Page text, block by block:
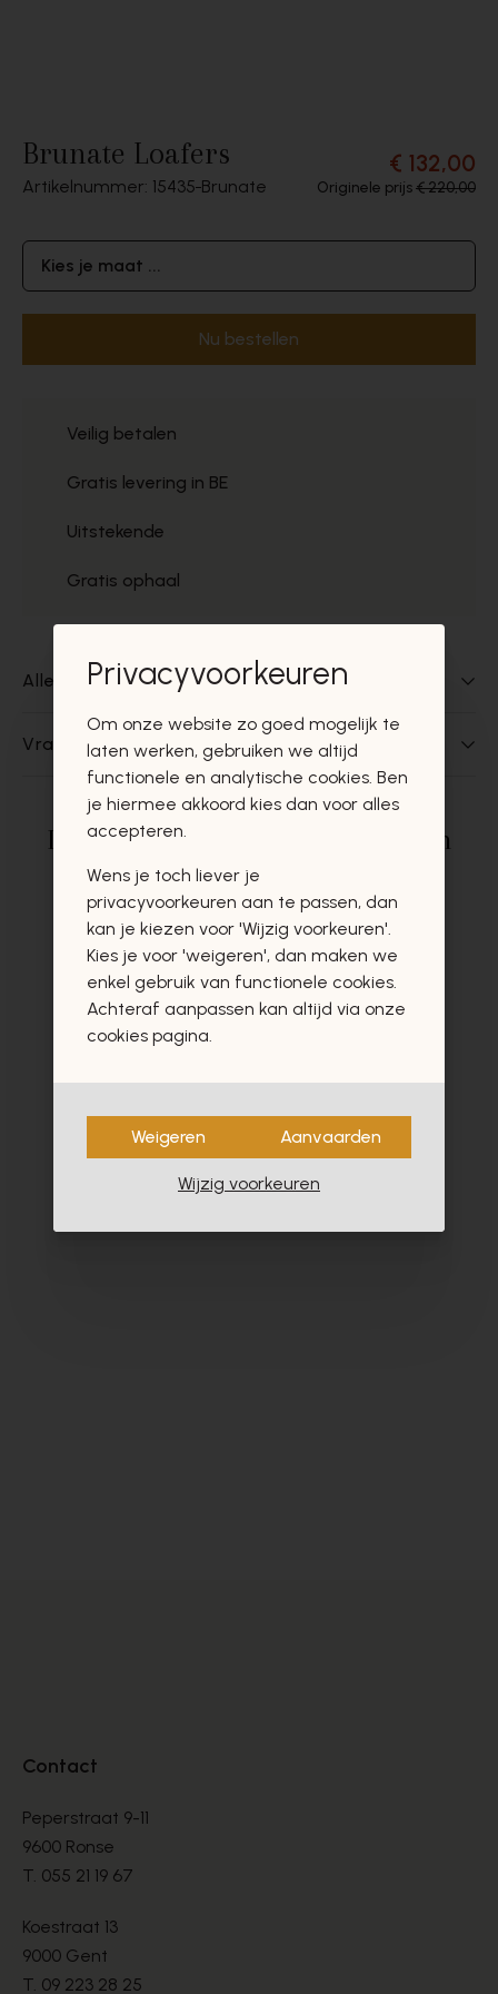
Brunate Loafers
Artikelnummer: 15435 Brunate
€ 132,00
Originele prijs€ 220,00
Kies je maat ...
Nu bestellen
Veilig betalen
Gratis levering in BE
Uitstekende
Gratis ophaal
Alles over dit product
Vragen over dit product?
Deze producten zullen u zeker en
vast ook interesseren
Contact
Peperstraat 9-11
9600 Ronse
T. 055 21 19 67
Koestraat 13
9000 Gent
T. 09 223 28 25
Privacyvoorkeuren
Om onze website zo goed mogelijk te
laten werken, gebruiken we altijd
functionele en analytische cookies. Ben
je hiermee akkoord kies dan voor alles
accepteren.
Wens je toch liever je
privacyvoorkeuren aan te passen, dan
kan je kiezen voor 'Wijzig voorkeuren'.
Kies je voor 'weigeren', dan maken we
enkel gebruik van functionele cookies.
Achteraf aanpassen kan altijd via onze
cookies pagina.
Weigeren Aanvaarden
Wijzig voorkeuren